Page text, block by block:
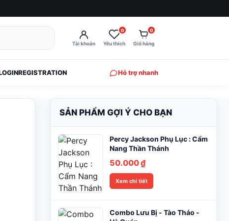
Tài khoản Yêu thích
0
Giỏ hàng
0
REGISTRATION Hỗ trợ nhanh
SẢN PHẨM GỢI Ý CHO BẠN
Percy Jackson Phụ Lục : Cẩm
Nang Thần Thánh
50.000₫
Xem chi tiết
Combo Lưu Bị - Tào Tháo -